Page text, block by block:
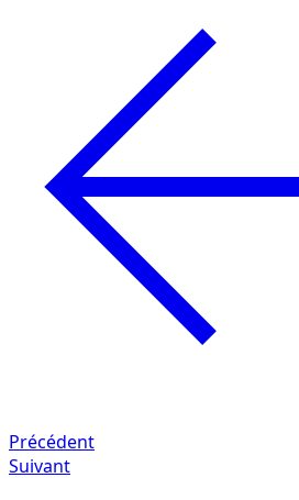
Précédent
Suivant